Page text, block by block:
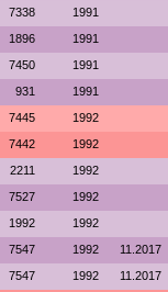
7338 1991
1896 1991
7450 1991
931 1991
7445 1992
7442 1992
2211 1992
7527 1992
1992 1992
7547 1992 11.2017
7547 1992 11.2017